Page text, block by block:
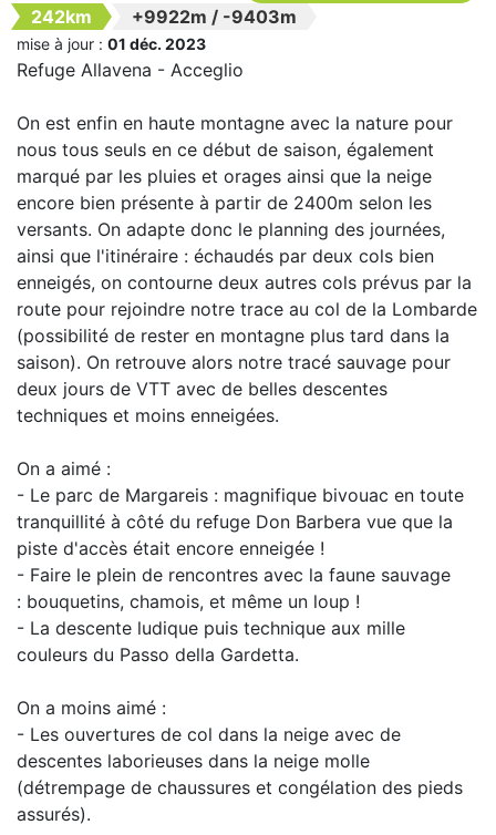
242km +9922m / -9403m
mise à jour : 01 déc. 2023
Refuge Allavena - Acceglio
On est enfin en haute montagne avec la nature pour
nous tous seuls en ce début de saison, également
marqué par les pluies et orages ainsi que la neige
encore bien présente à partir de 2400m selon les
versants. On adapte donc le planning des journées,
ainsi que l'itinéraire : échaudés par deux cols bien
enneigés, on contourne deux autres cols prévus par la
route pour rejoindre notre trace au col de la Lombarde
(possibilité de rester en montagne plus tard dans la
saison). On retrouve alors notre tracé sauvage pour
deux jours de VTT avec de belles descentes
techniques et moins enneigées.
On a aimé :
- Le parc de Margareis : magnifique bivouac en toute
tranquillité à côté du refuge Don Barbera vue que la
piste d'accès était encore enneigée !
- Faire le plein de rencontres avec la faune sauvage
: bouquetins, chamois, et même un loup !
- La descente ludique puis technique aux mille
couleurs du Passo della Gardetta.
On a moins aimé :
- Les ouvertures de col dans la neige avec de
descentes laborieuses dans la neige molle
(détrempage de chaussures et congélation des pieds
assurés).